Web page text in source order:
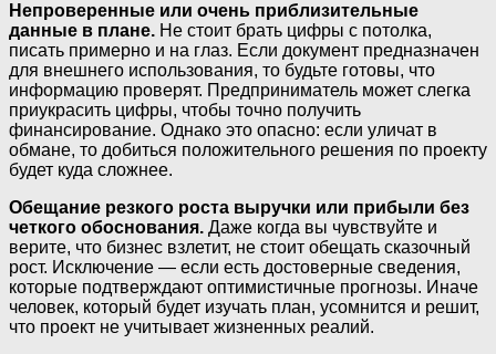
Непроверенные или очень приблизительные
данные в плане. Не стоит брать цифры с потолка,
писать примерно и на глаз. Если документ предназначен
для внешнего использования, то будьте готовы, что
информацию проверят. Предприниматель может слегка
приукрасить цифры, чтобы точно получить
финансирование. Однако это опасно: если уличат в
обмане, то добиться положительного решения по проекту
будет куда сложнее.
Обещание резкого роста выручки или прибыли без
четкого обоснования. Даже когда вы чувствуйте и
верите, что бизнес взлетит, не стоит обещать сказочный
рост. Исключение — если есть достоверные сведения,
которые подтверждают оптимистичные прогнозы. Иначе
человек, который будет изучать план, усомнится и решит,
что проект не учитывает жизненных реалий.